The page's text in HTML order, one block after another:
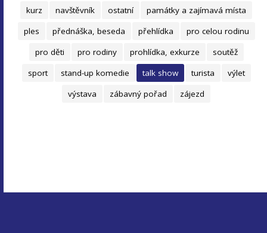
kurz
navštěvník ostatní
památky a zajímavá místa
ples
přednáška, beseda přehlídka
pro celou rodinu
pro děti
pro rodiny prohlídka, exkurze
soutěž
sport
stand-up komedie talk show turista
výlet
výstava
zábavný pořad zájezd